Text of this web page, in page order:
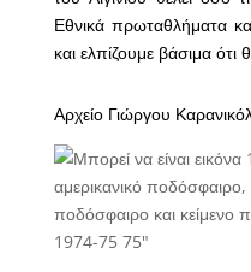
Εθνικά πρωταθλήματα
και ελπίζουμε βάσιμα ότι
Αρχείο Γιώργου